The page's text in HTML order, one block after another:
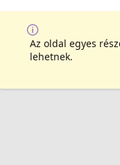
Az oldal egyes
lehetnek.